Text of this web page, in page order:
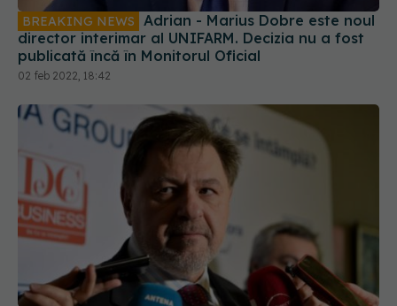
BREAKING NEWS
director interimar al UNIFARM. Decizia nu a fost
publicată încă în Monitorul Oficial
02 feb 2022, 18:42